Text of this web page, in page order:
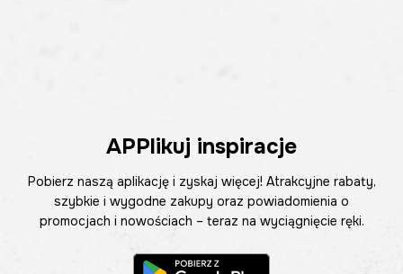
APPlikuj inspiracje
Pobierz naszą aplikację i zyskaj więcej! Atrakcyjne rabaty,
szybkie i wygodne zakupy oraz powiadomienia o
promocjach i nowościach – teraz na wyciągnięcie ręki.